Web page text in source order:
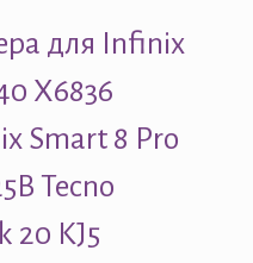
для Infinix
X6836
Smart 8 Pro
Tecno
20 KJ5